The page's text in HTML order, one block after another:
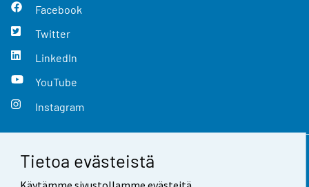
Tietoa evästeistä
Facebook
Twitter
LinkedIn
YouTube
Instagram
Yhteystiedot